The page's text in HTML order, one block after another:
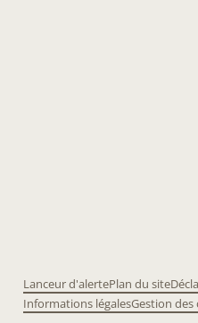
Lanceur d'alertePlan du site
Informations légalesGestion des